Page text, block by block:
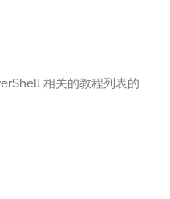
相关的教程列表的